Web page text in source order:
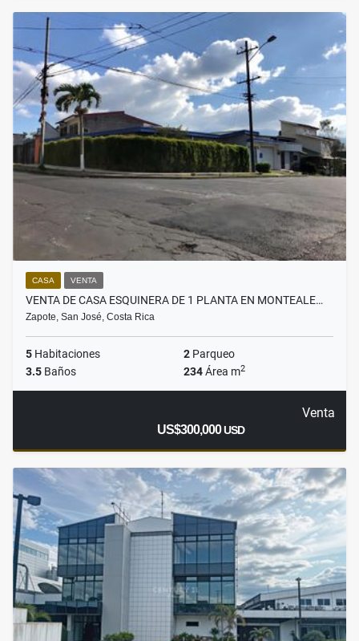
CASA VENTA
VENTA DE CASA ESQUINERA DE 1 PLANTA EN MONTEALE…
Zapote, San José, Costa Rica
5 Habitaciones 2 Parqueo
3.5 Baños 234Área m2
Venta
US$300,000USD